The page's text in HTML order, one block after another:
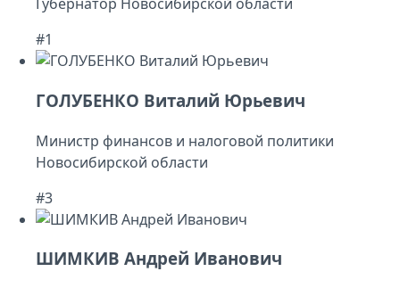
#1
ГОЛУБЕНКО Виталий Юрьевич
Министр финансов и налоговой политики
Новосибирской области
#3
ШИМКИВ Андрей Иванович